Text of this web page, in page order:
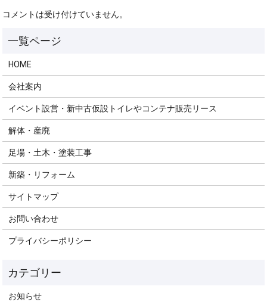
コメントは受け付けていません。
HOME
会社案内
イベント設営・新中古仮設トイレやコンテナ販売リース
解体・産廃
足場・土木・塗装工事
新築・リフォーム
サイトマップ
お問い合わせ
プライバシーポリシー
お知らせ